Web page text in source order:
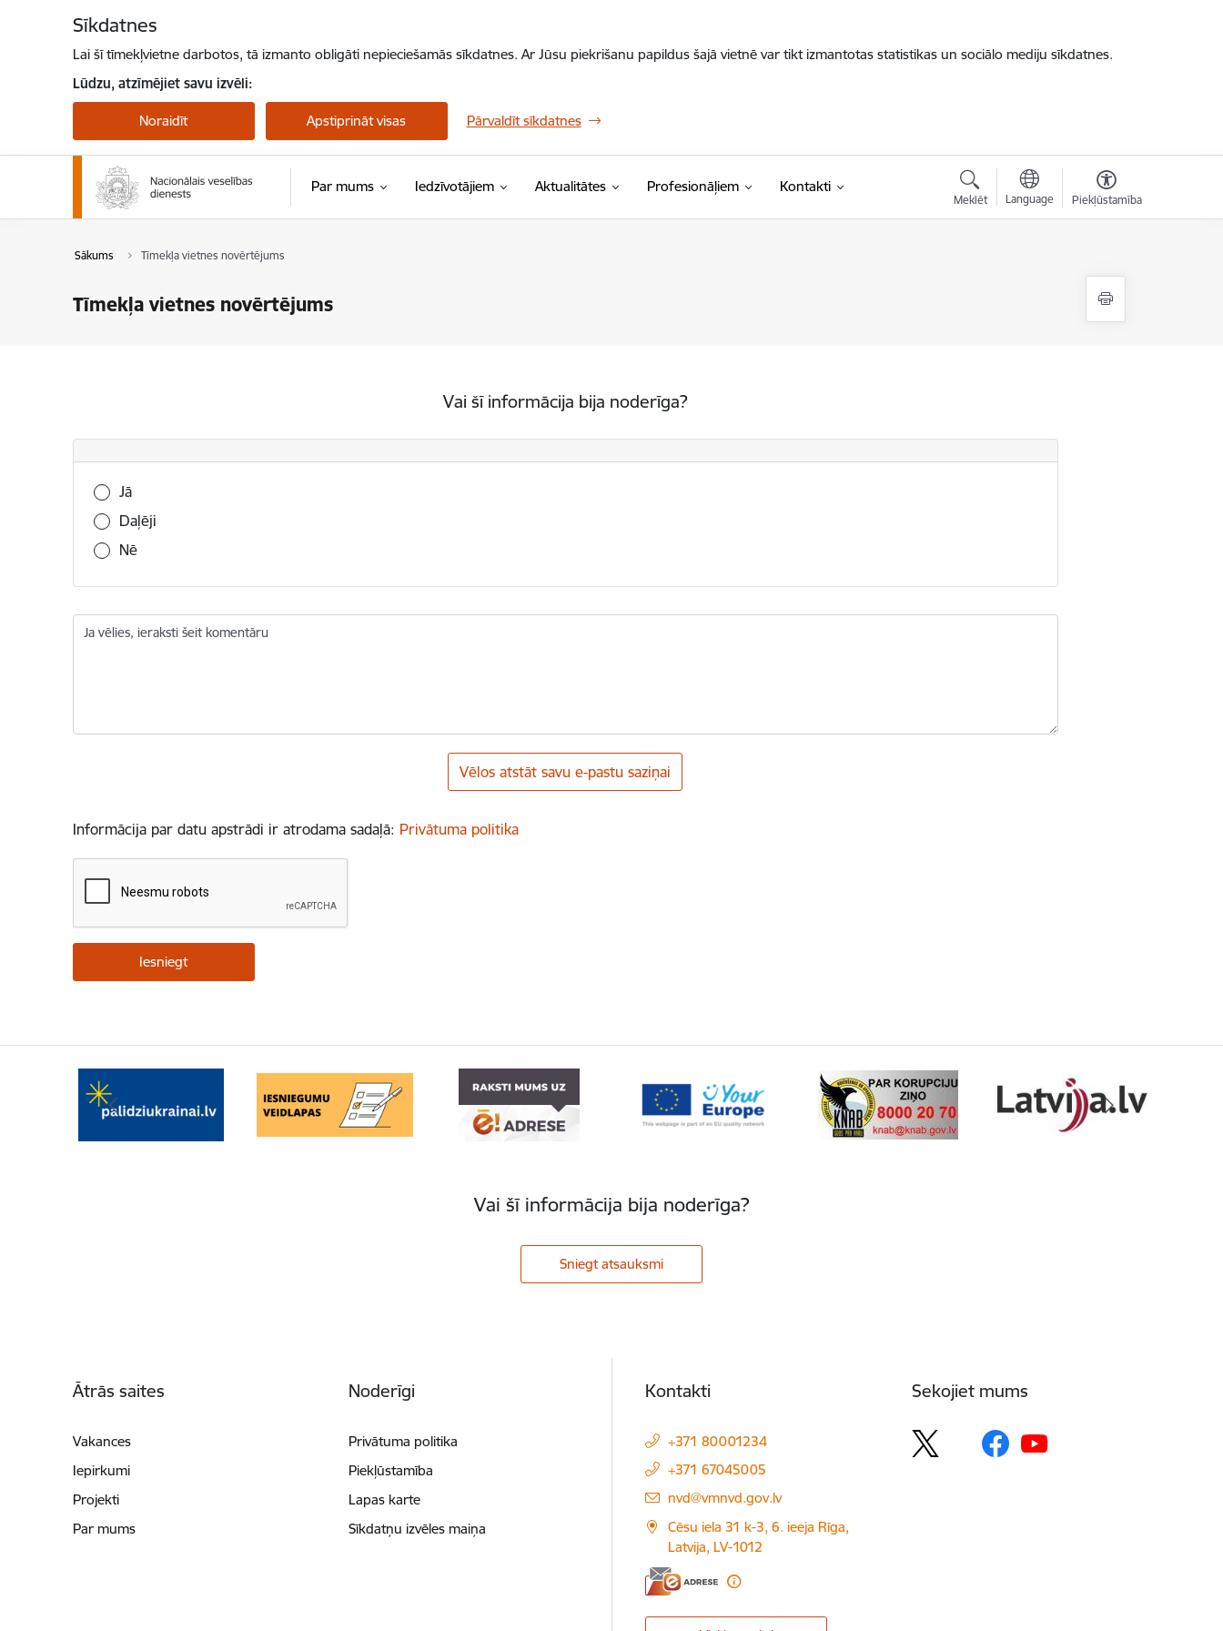
Sīkdatnes
Lai šī tīmekļvietne darbotos, tā izmanto obligāti nepieciešamās sīkdatnes. Ar Jūsu piekrišanu papildus šajā vietnē var tikt izmantotas statistikas un sociālo mediju sīkdatnes.
Lūdzu, atzīmējiet savu izvēli:
Noraidīt Apstiprināt visas Pārvaldīt sīkdatnes
Par mums Iedzīvotājiem Aktualitātes Profesionāļiem Kontakti
Meklēt Language Piekļūstamība
Sākums Tīmekļa vietnes novērtējums
Tīmekļa vietnes novērtējums
Vai šī informācija bija noderīga?
Vai šī informācija bija noderīga?
Jā
Daļēji
Nē
Ja vēlies, ieraksti šeit komentāru
Vēlos atstāt savu e-pastu saziņai
Informācija par datu apstrādi ir atrodama sadaļā: Privātuma politika
Vai šī informācija bija noderīga?
Sniegt atsauksmi
Ātrās saites
Vakances
Iepirkumi
Projekti
Par mums
Noderīgi
Privātuma politika
Piekļūstamība
Lapas karte
Sīkdatņu izvēles maiņa
Kontakti
+371 80001234
+371 67045005
E-pasts:
nvd@vmnvd.gov.lv
Cēsu iela 31 k-3, 6. ieeja Rīga,
Latvija, LV-1012
Sekojiet mums